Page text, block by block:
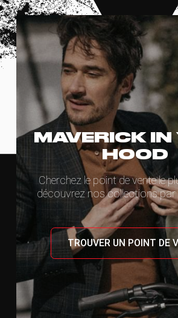
MAVERICK IN
HOOD
Cherchez le point de vente le
découvrez nos collections par
TROUVER UN POINT DE